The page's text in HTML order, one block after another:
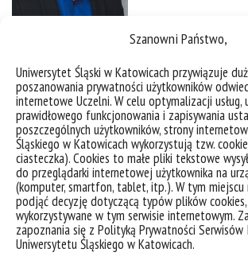
Szanowni Państwo,
Uniwersytet Śląski w Katowicach przywiązuje
poszanowania prywatności użytkowników
internetowe Uczelni. W celu optymalizacji usług,
prawidłowego funkcjonowania i zapisywania
poszczególnych użytkowników, strony
Śląskiego w Katowicach wykorzystują tzw.
ciasteczka). Cookies to małe pliki tekstowe
do przeglądarki internetowej użytkownika na
(komputer, smartfon, tablet, itp.). W tym miejscu
podjąć decyzję dotyczącą typów plików
wykorzystywane w tym serwisie internetowym.
zapoznania się z Polityką Prywatności
Uniwersytetu Śląskiego w Katowicach.